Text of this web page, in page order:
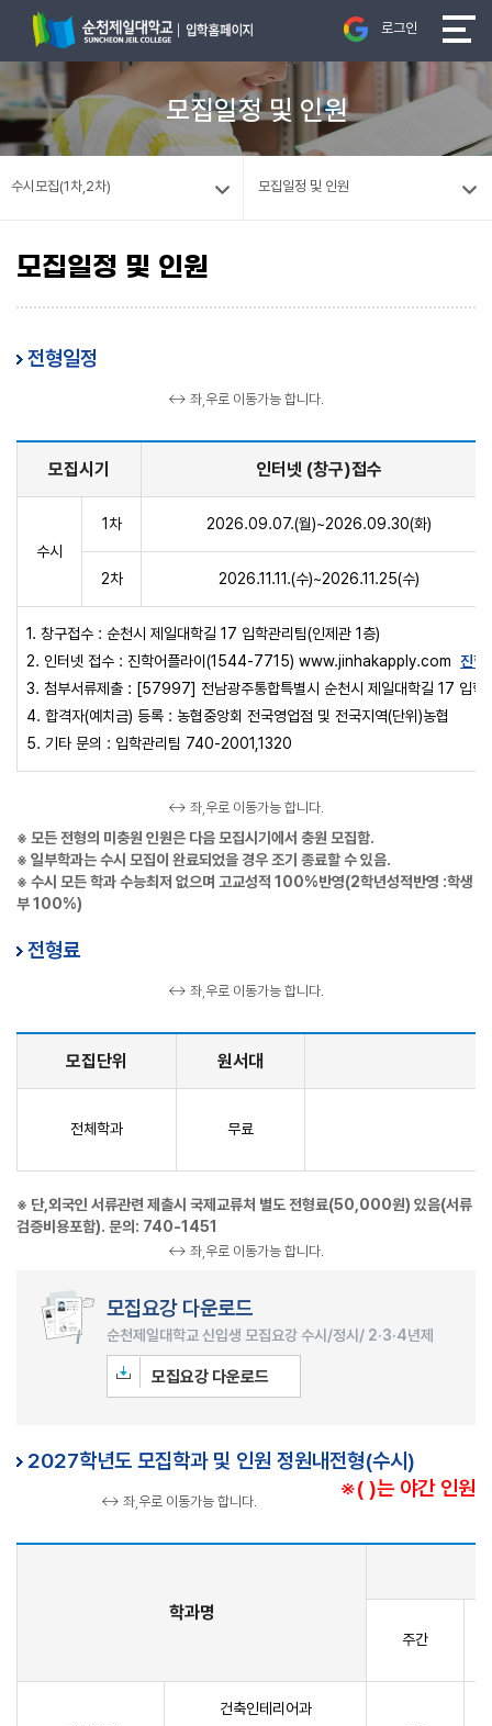
로그인
모집일정 및 인원
수시모집(1차,2차) 모집일정 및 인원
모집일정 및 인원
전형일정
↔ 좌,우로 이동가능 합니다.
모집시기 인터넷 (창구)접수
수시
1차 2026.09.07.(월)~2026.09.30(화)
2차 2026.11.11.(수)~2026.11.25(수)
1. 창구접수 : 순천시 제일대학길 17 입학관리팀(인제관 1층)
2. 인터넷 접수 : 진학어플라이(1544-7715) www.jinhakapply.com 진학
3. 첨부서류제출 : [57997] 전남광주통합특별시 순천시 제일대학길 17 입학
4. 합격자(예치금) 등록 : 농협중앙회 전국영업점 및 전국지역(단위)농협
5. 기타 문의 : 입학관리팀 740-2001,1320
↔ 좌,우로 이동가능 합니다.
※ 모든 전형의 미충원 인원은 다음 모집시기에서 충원 모집함.
※ 일부학과는 수시 모집이 완료되었을 경우 조기 종료할 수 있음.
※ 수시 모든 학과 수능최저 없으며 고교성적 100%반영(2학년성적반영 :학생
부 100%)
전형료
↔ 좌,우로 이동가능 합니다.
모집단위 원서대
전체학과 무료
※ 단,외국인 서류관련 제출시 국제교류처 별도 전형료(50,000원) 있음(서류
검증비용포함). 문의: 740-1451
↔ 좌,우로 이동가능 합니다.
모집요강 다운로드
순천제일대학교 신입생 모집요강 수시/정시/ 2·3·4년제
모집요강 다운로드
2027학년도 모집학과 및 인원 정원내전형(수시)
※( )는 야간 인원
↔ 좌,우로 이동가능 합니다.
학과명
주간
건축인테리어과